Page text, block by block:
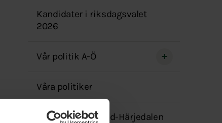
Kandidater i riksdagsvalet
2026
Vår politik A-Ö
Våra politiker
Nyheter i Jämtland-Härjedalen